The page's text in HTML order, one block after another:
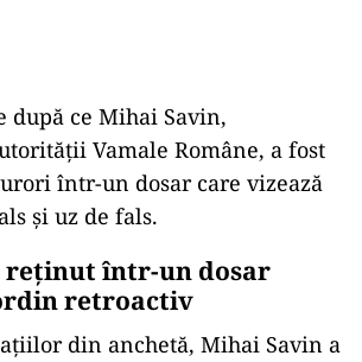
după ce Mihai Savin,
Vamale Române, a fost
într-un dosar care vizează
și uz de fals.
reținut într-un dosar
retroactiv
din anchetă, Mihai Savin a